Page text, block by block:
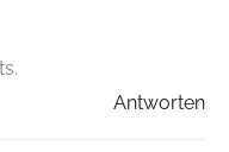
Antworten